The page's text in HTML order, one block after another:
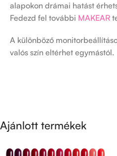
alapokon drámai hatást
Fedezd fel további MAKEAR
A különböző
valós szín eltérhet egymástól.
Ajánlott termékek